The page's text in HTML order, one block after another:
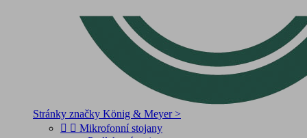
Stránky značky König & Meyer >
  Mikrofonní stojany